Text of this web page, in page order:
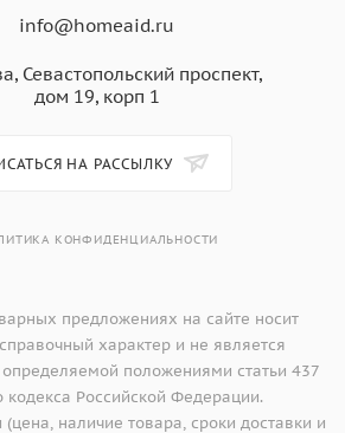
info@homeaid.ru
Севастопольский проспект,
дом 19, корп 1
НА РАССЫЛКУ
КОНФИДЕНЦИАЛЬНОСТИ
предложениях на сайте носит
характер и не является
положениями статьи 437
кодекса Российской Федерации.
наличие товара, сроки доставки и